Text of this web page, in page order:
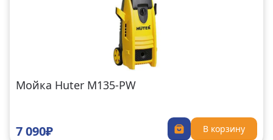
Мойка Huter M135-PW
7 090₽ В корзину